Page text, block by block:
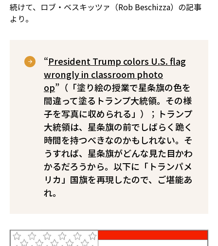
続けて、ロブ・ベスキッツァ（Rob Beschizza）の記事
より。
“President Trump colors U.S. flag
wrongly in classroom photo
op”（「塗り絵の授業で星条旗の色を
間違って塗るトランプ大統領。その様
子を写真に収められる」）；トランプ
大統領は、星条旗の前でしばらく跪く
時間を持つべきなのかもしれない。そ
うすれば、星条旗がどんな見た目かわ
かるだろうから。以下に「トランパメ
リカ」国旗を再現したので、ご堪能あ
れ。